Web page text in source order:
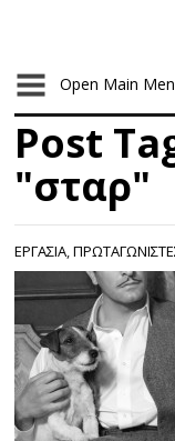
Open Main
Post
"σταρ"
ΕΡΓΑΣΙΑ,